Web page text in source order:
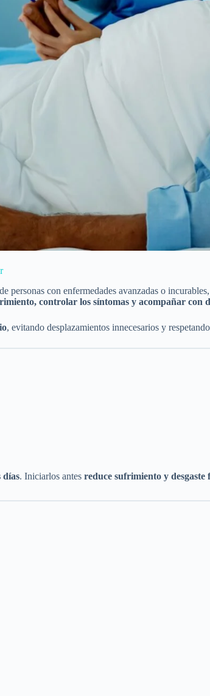
de personas con enfermedades avanzadas o
controlar los síntomas y acompañar con
, evitando desplazamientos innecesarios y
días. Iniciarlos antes reduce sufrimiento y desgaste